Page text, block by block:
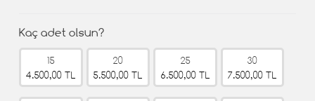
Kaç adet olsun?
15
4.500,00 TL
20
5.500,00 TL
25
6.500,00 TL
30
7.500,00 TL